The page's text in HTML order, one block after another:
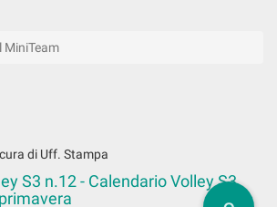
MiniTeam
di Uff. Stampa
S3 n.12 - Calendario Volley S3